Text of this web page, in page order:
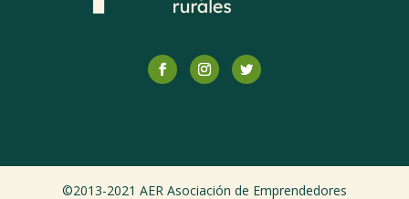
©2013-2021 AER Asociación de Emprendedores